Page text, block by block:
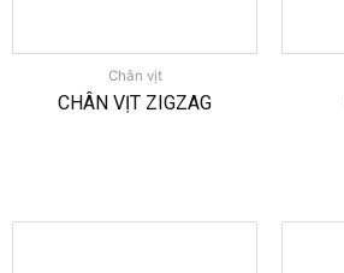
Chân vịt
CHÂN VỊT ZIGZAG